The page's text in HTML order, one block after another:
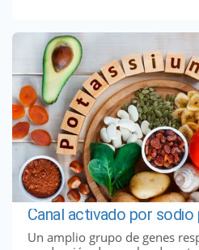
Canal activado por sodio
Un amplio grupo de genes